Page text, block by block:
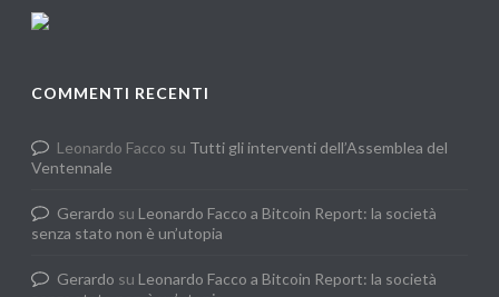
COMMENTI RECENTI
Leonardo Facco su Tutti gli interventi dell’Assemblea del
Ventennale
Gerardo su Leonardo Facco a Bitcoin Report: la società
senza stato non è un’utopia
Gerardo su Leonardo Facco a Bitcoin Report: la società